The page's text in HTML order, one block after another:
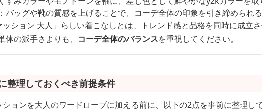
：バッグや靴の質感を上げることで、コーデ全体の印象を引き締められる
ッション 大人」らしい着こなしとは、トレンド感と品格を同時に成立さ
体の派手さよりも、 コーデ全体のバランスを重視してください。
整理しておくべき前提条件
ョンを大人のワードローブに加える前に、以下の2点を事前に整理し